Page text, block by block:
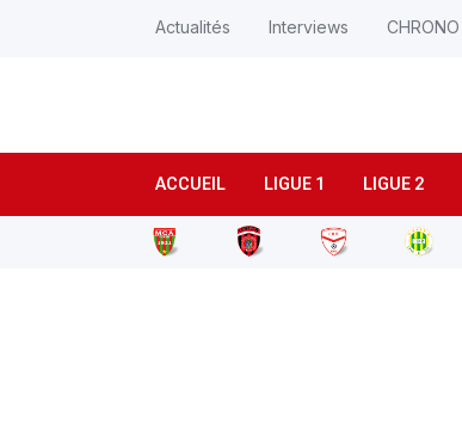
ACCUEIL LIGUE 1 LIGUE 2
Actualités Interviews CHRONO